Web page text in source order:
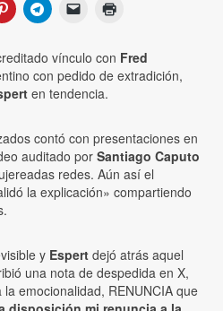
vínculo con Fred
con pedido de extradición,
en tendencia.
contó con presentaciones en
auditado por Santiago Caputo
redes. Aún así el
la explicación» compartiendo
y Espert dejó atrás aquel
una nota de despedida en X,
emocionalidad, RENUNCIA que